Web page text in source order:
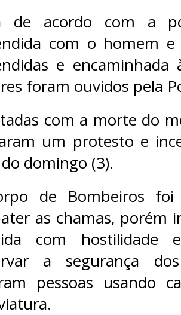
de acordo com a
com o homem
e encaminhada
foram ouvidos pela
com a morte do
um protesto e
domingo (3).
de Bombeiros
as chamas, porém
com hostilidade
a segurança
pessoas usando